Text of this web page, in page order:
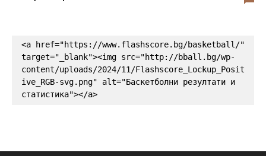
<a href="https://www.flashscore.bg/basketball/"
target="_blank"><img src="http://bball.bg/wp-
content/uploads/2024/11/Flashscore_Lockup_Posit
ive_RGB-svg.png" alt="Баскетболни резултати и
статистика"></a>